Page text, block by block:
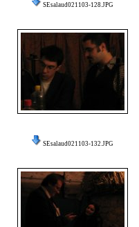
SEsalaud021103-128.JPG
SEsalaud021103-132.JPG